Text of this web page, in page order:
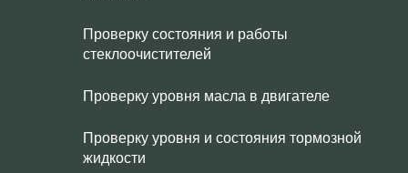
Проверку состояния и работы
стеклоочистителей
Проверку уровня масла в двигателе
Проверку уровня и состояния тормозной
жидкости